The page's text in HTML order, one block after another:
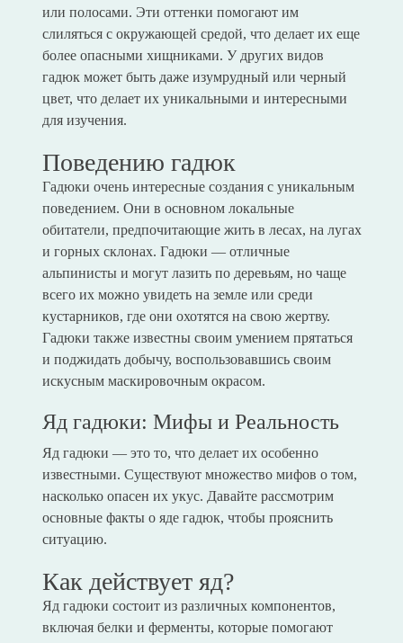
или полосами. Эти оттенки помогают им
слиляться с окружающей средой, что делает их еще
более опасными хищниками. У других видов
гадюк может быть даже изумрудный или черный
цвет, что делает их уникальными и интересными
для изучения.
Поведению гадюк
Гадюки очень интересные создания с уникальным
поведением. Они в основном локальные
обитатели, предпочитающие жить в лесах, на лугах
и горных склонах. Гадюки — отличные
альпинисты и могут лазить по деревьям, но чаще
всего их можно увидеть на земле или среди
кустарников, где они охотятся на свою жертву.
Гадюки также известны своим умением прятаться
и поджидать добычу, воспользовавшись своим
искусным маскировочным окрасом.
Яд гадюки: Мифы и Реальность
Яд гадюки — это то, что делает их особенно
известными. Существуют множество мифов о том,
насколько опасен их укус. Давайте рассмотрим
основные факты о яде гадюк, чтобы прояснить
ситуацию.
Как действует яд?
Яд гадюки состоит из различных компонентов,
включая белки и ферменты, которые помогают